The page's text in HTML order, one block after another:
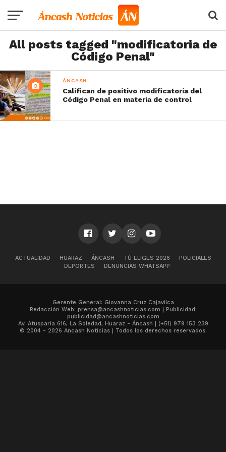
All posts tagged "modificatoria de
Código Penal"
ÁNCASH
Califican de positivo modificatoria del
Código Penal en materia de control
ACTUALIDAD HUARAZ ÁNCASH TÚ ELIGES 2026
POLICIALES
DEPORTES
DENUNCIAS WHATSAPP
Gerente General: Giovanna Cruz Cajavilca
Redacción Web: prensa@ancashnoticias.com | Publicidad:
publicidad@ancashnoticias.com
Av. Atusparia 616, La Soledad, Huaraz - Áncash | (+51) 979 153 239
© 2004 - 2026 Ancash Noticias | Todos los derechos reservados.